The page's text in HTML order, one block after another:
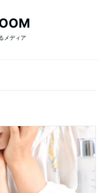
メディア